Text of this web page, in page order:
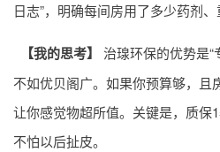
日志”，明确每间房用了多少药剂、
【我的思考】
治瑔环保的优势是“
不如优贝阁广。如果你预算够，且
让你感觉物超所值。关键是，质保
不怕以后扯皮。